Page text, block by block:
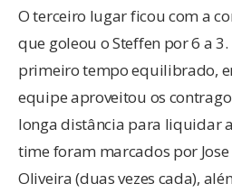
O terceiro lugar ficou com a
que goleou o Steffen por 6 a
primeiro tempo equilibrado,
equipe aproveitou os
longa distância para liquidar
time foram marcados por
Oliveira (duas vezes cada),